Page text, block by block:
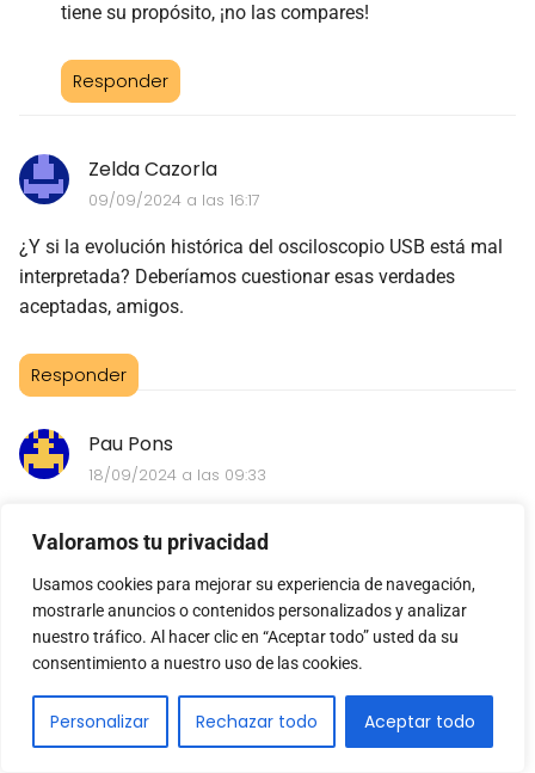
Valoramos tu privacidad
Usamos cookies para mejorar su experiencia de navegación,
mostrarle anuncios o contenidos personalizados y analizar
nuestro tráfico. Al hacer clic en “Aceptar todo” usted da su
consentimiento a nuestro uso de las cookies.
Personalizar Rechazar todo Aceptar todo
tiene su propósito, ¡no las compares!
Responder
Zelda Cazorla
09/09/2024 a las 16:17
¿Y si la evolución histórica del osciloscopio USB está mal
interpretada? Deberíamos cuestionar esas verdades
aceptadas, amigos.
Responder
Pau Pons
18/09/2024 a las 09:33
mediciones en un osciloscopio USB? ¿No es más útil
aprender a base de prueba y error?
Responder
Enrique Ruiz
18/09/2024 a las 15:33